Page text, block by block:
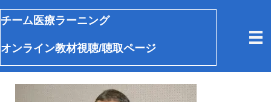
チーム医療ラーニング
オンライン教材視聴/聴取ページ